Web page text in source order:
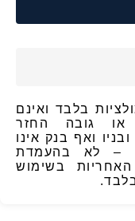
בלבד ואינם
או גובה החזר
ואף בנק אינו
– לא בהעמדת
בשימוש